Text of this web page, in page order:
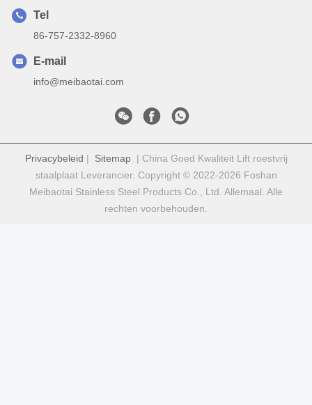
Tel
86-757-2332-8960
E-mail
info@meibaotai.com
Privacybeleid | Sitemap| China Goed Kwaliteit Lift roestvrij
staalplaat Leverancier. Copyright © 2022-2026 Foshan
Meibaotai Stainless Steel Products Co., Ltd. Allemaal. Alle
rechten voorbehouden.